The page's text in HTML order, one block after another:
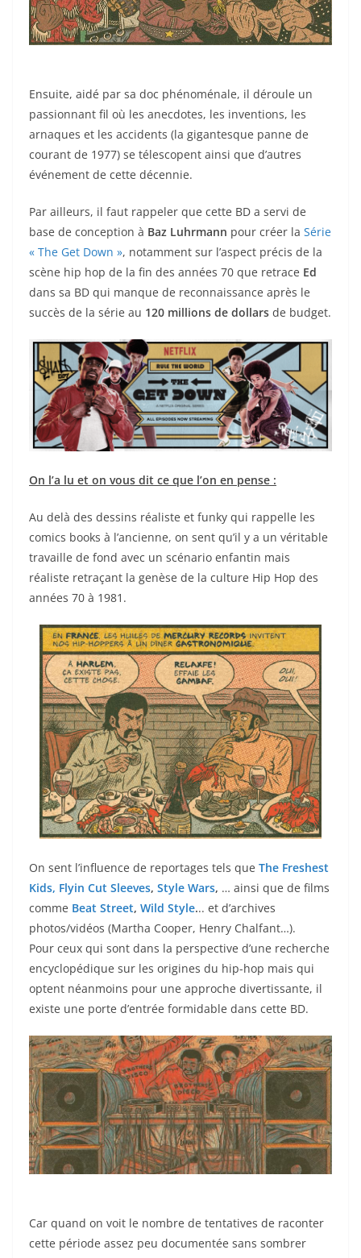
Ensuite, aidé par sa doc phénoménale, il déroule un
passionnant fil où les anecdotes, les inventions, les
arnaques et les accidents (la gigantesque panne de
courant de 1977) se télescopent ainsi que d’autres
événement de cette décennie.
Par ailleurs, il faut rappeler que cette BD a servi de
base de conception à Baz Luhrmann pour créer la Série
« The Get Down », notamment sur l’aspect précis de la
scène hip hop de la fin des années 70 que retrace Ed
dans sa BD qui manque de reconnaissance après le
succès de la série au 120 millions de dollars de budget.
On l’a lu et on vous dit ce que l’on en pense :
Au delà des dessins réaliste et funky qui rappelle les
comics books à l’ancienne, on sent qu’il y a un véritable
travaille de fond avec un scénario enfantin mais
réaliste retraçant la genèse de la culture Hip Hop des
années 70 à 1981.
On sent l’influence de reportages tels que The Freshest
Kids, Flyin Cut Sleeves, Style Wars, … ainsi que de films
comme Beat Street, Wild Style... et d’archives
photos/vidéos (Martha Cooper, Henry Chalfant…).
Pour ceux qui sont dans la perspective d’une recherche
encyclopédique sur les origines du hip-hop mais qui
optent néanmoins pour une approche divertissante, il
existe une porte d’entrée formidable dans cette BD.
Car quand on voit le nombre de tentatives de raconter
cette période assez peu documentée sans sombrer